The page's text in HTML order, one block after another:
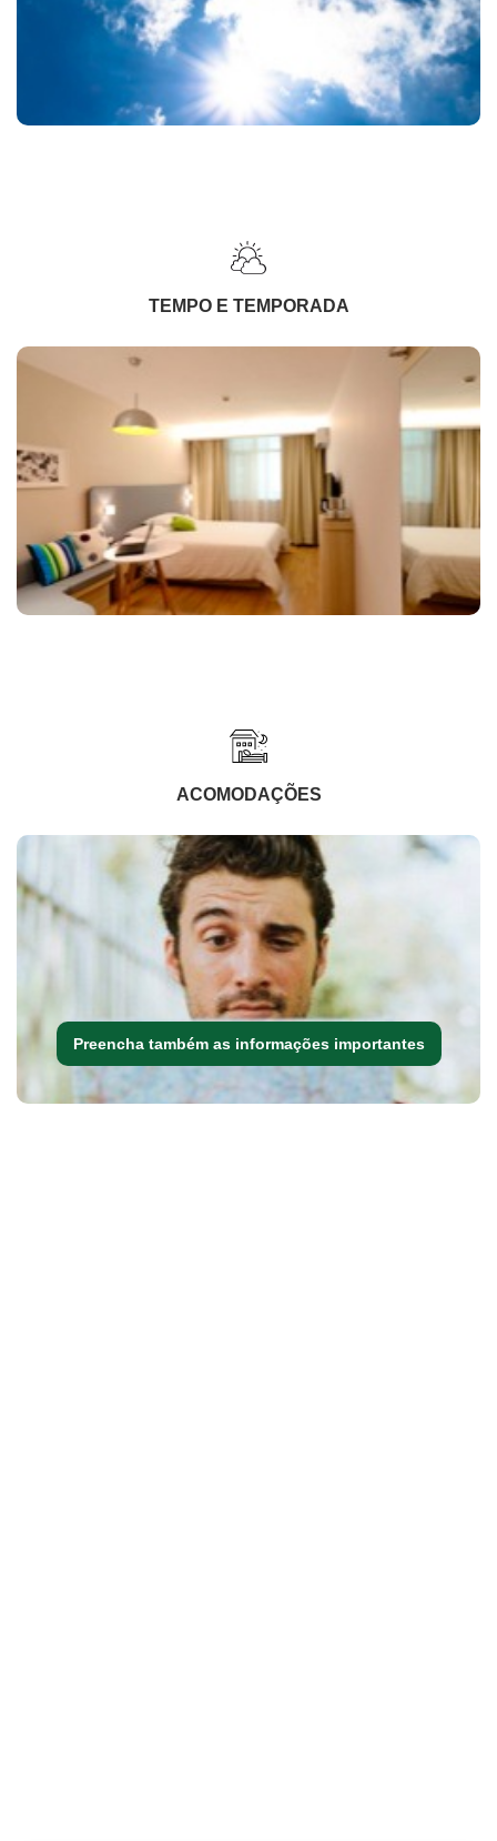
TEMPO E TEMPORADA
ACOMODAÇÕES
Preencha também as informações importantes